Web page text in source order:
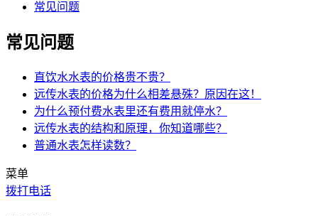
常见问题
常见问题
直饮水水表的价格贵不贵？
远传水表的价格为什么相差悬殊？原因在这！
为什么预付费水表里还有费用就停水？
远传水表的结构和原理，你知道哪些？
普通水表怎样读数？
菜单
拨打电话